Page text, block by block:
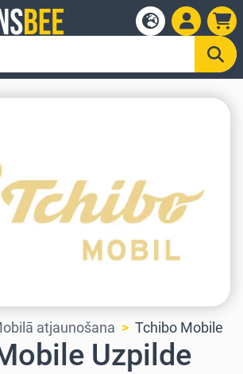
atjaunošana Tchibo Mobile
Uzpilde